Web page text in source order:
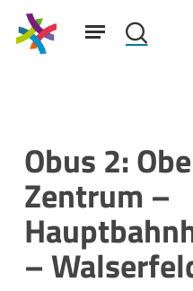
Skip
mainSuchfeld: search
Menu
Obus 2:
Zentrum –
–